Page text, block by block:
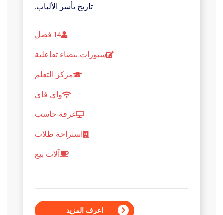
تاريخ يأسر الألباب.
14 فصل
سبورات بيضاء تفاعلية
مركز التعلم
واي فاي
غرفة حاسب
استراحة طلاب
آلات بيع
اعرف المزيد